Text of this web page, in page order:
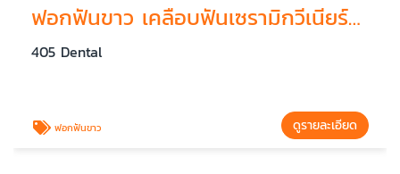
ฟอกฟันขาว เคลือบฟันเซรามิกวีเนียร์ราคาพิเศษ
405 Dental
ฟอกฟันขาว ดูรายละเอียด